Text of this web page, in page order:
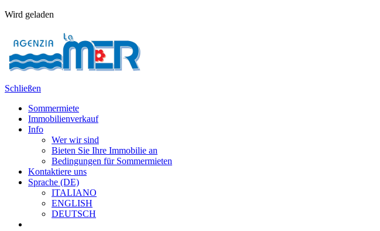
Wird geladen
Schließen
Sommermiete
Immobilienverkauf
Info
Wer wir sind
Bieten Sie Ihre Immobilie an
Bedingungen für Sommermieten
Kontaktiere uns
Sprache (DE)
ITALIANO
ENGLISH
DEUTSCH